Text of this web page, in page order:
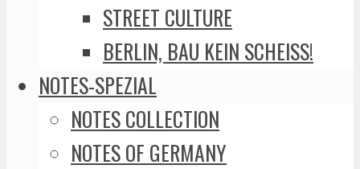
STREET CULTURE
BERLIN, BAU KEIN SCHEISS!
NOTES-SPEZIAL
NOTES COLLECTION
NOTES OF GERMANY